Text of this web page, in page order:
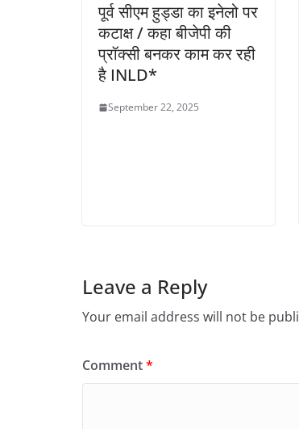
पूर्व सीएम हुड्डा का इनेलो पर
कटाक्ष / कहा बीजेपी की
प्रॉक्सी बनकर काम कर रही
है INLD*
September 22, 2025
Leave a Reply
Your email address will not be
Comment*